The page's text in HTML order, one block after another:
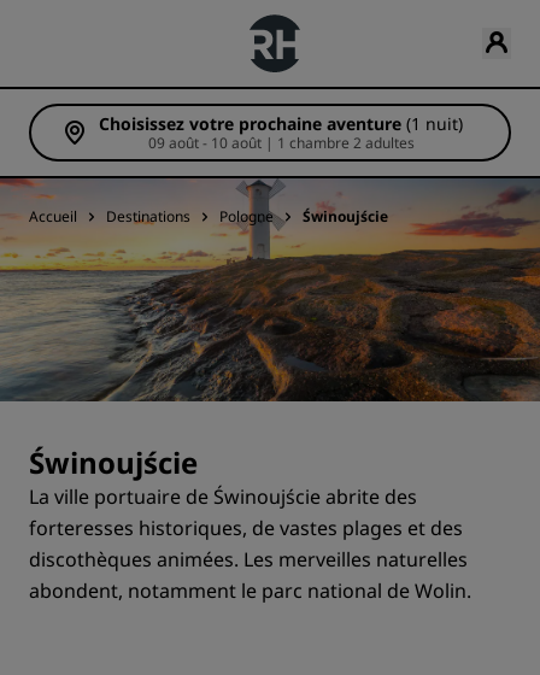
Choisissez votre prochaine aventure (1 nuit)
09 août - 10 août | 1 chambre 2 adultes
Accueil Destinations Pologne Świnoujście
Świnoujście
La ville portuaire de Świnoujście abrite des
forteresses historiques, de vastes plages et des
discothèques animées. Les merveilles naturelles
abondent, notamment le parc national de Wolin.